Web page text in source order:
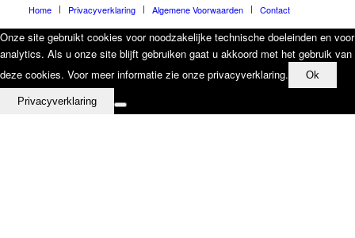
Home
Privacyverklaring Algemene Voorwaarden Contact
Onze site gebruikt cookies voor noodzakelijke technische doeleinden en voor
analytics. Als u onze site blijft gebruiken gaat u akkoord met het gebruik van
deze cookies. Voor meer informatie zie onze privacyverklaring.
Ok
Privacyverklaring